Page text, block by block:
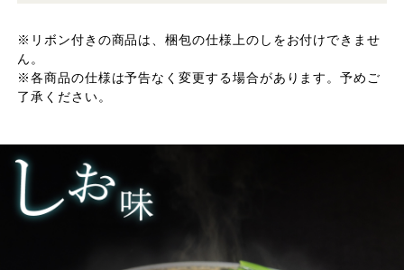
※リボン付きの商品は、梱包の仕様上のしをお付けできませ
ん。
※各商品の仕様は予告なく変更する場合があります。予めご
了承ください。